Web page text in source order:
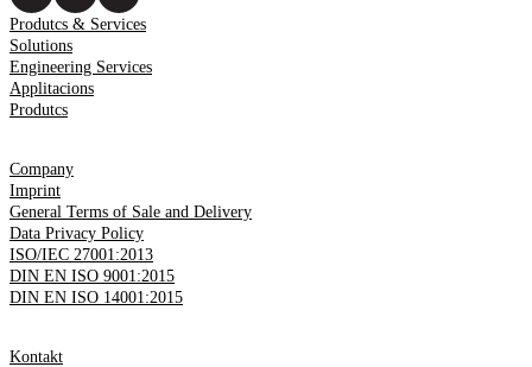
Produtcs & Services
Solutions
Engineering Services
Applitacions
Produtcs
Company
Imprint
General Terms of Sale and Delivery
Data Privacy Policy
ISO/IEC 27001:2013
DIN EN ISO 9001:2015
DIN EN ISO 14001:2015
Kontakt